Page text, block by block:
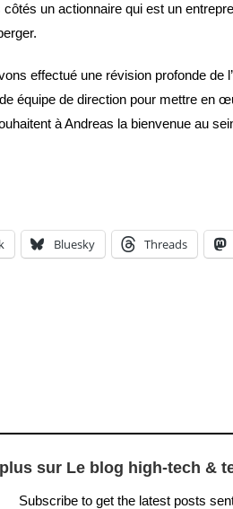
un actionnaire qui est un
effectué une révision profonde de
équipe de direction pour mettre en
à Andreas la bienvenue au
Bluesky Threads
sur Le blog high-tech &
Subscribe to get the latest posts